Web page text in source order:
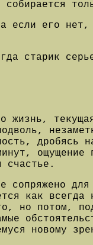
если его нет,
старик
жизнь,
дробясь
счастье.
сопряжено
как
но потом,
новому